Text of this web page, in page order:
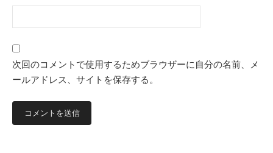
次回のコメントで使用するためブラウザーに自分の名前、メ
ールアドレス、サイトを保存する。